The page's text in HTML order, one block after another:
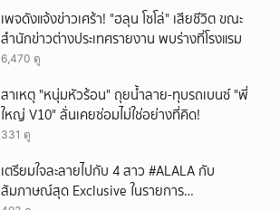
เพจดังแจ้งข่าวเศร้า! "ฮลุน โซโล่" เสียชีวิต ขณะ
สำนักข่าวต่างประเทศรายงาน พบร่างที่โรงแรม
6,470 ดู
สาเหตุ "หนุ่มหัวร้อน" ถุยน้ำลาย-ทุบรถเบนซ์ "พี่
ใหญ่ V10" ลั่นเคยซ่อมไม่ใช่อย่างที่คิด!
331 ดู
เตรียมใจละลายไปกับ 4 สาว #ALALA กับ
สัมภาษณ์สุด Exclusive ในรายการ